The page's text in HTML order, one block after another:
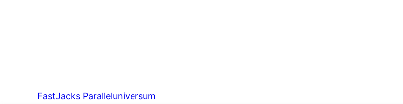
FastJacks Paralleluniversum